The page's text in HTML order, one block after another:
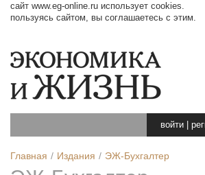
сайт www.eg-online.ru использует cookies.
пользуясь сайтом, вы соглашаетесь с этим.
войти
Главная Издания ЭЖ-Бухгалтер